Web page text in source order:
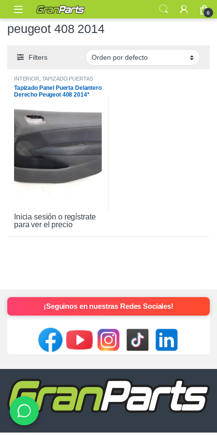
0
peugeot 408 2014
Filters
INTERIOR TAPIZADO PUERTAS
Tapizado Panel Puerta Delantero
Derecho Peugeot 408 2014*
Inicia sesión o regístrate
para ver el precio
¡Seguinos en nuestras Redes Sociales!